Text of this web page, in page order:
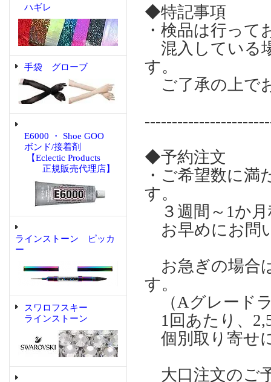
ハギレ
手袋 グローブ
E6000 ・ Shoe GOO
ボンド/接着剤
【Eclectic Products
正規販売代理店】
ラインストーン ピッカ
ー
スワロフスキー
ラインストーン
◆特記事項
・検品は行っ
混入している
す。
ご了承の上で
◆予約注文
・ご希望数に
す。
３週間～1か月
お早めにお問
お急ぎの場合
す。
（Aグレード
1回あたり、
個別取り寄せ
大口注文のご